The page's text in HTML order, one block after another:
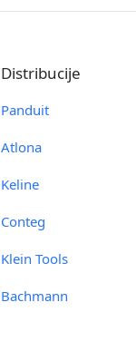
Distribucije
Panduit
Atlona
Keline
Conteg
Klein Tools
Bachmann